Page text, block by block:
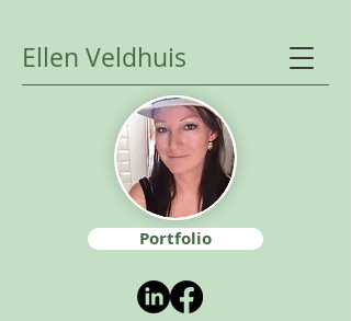
Ellen Veldhuis
Portfolio